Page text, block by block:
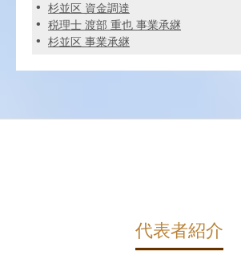
杉並区 資金調達
税理士 渡部 重也 事業承継
杉並区 事業承継
代表者紹介